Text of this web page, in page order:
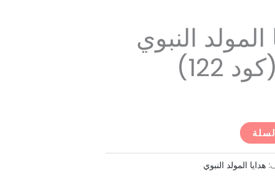
النبوي
122)
هدايا المولد النبوي